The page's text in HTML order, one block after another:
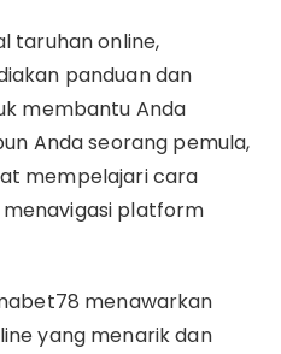
taruhan online,
panduan dan
membantu Anda
Anda seorang pemula,
mempelajari cara
platform
menawarkan
yang menarik dan